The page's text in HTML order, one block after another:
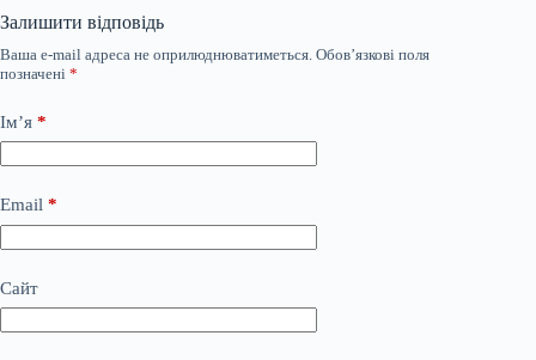
Залишити відповідь
Ваша e-mail адреса не оприлюднюватиметься. Обов’язкові поля
позначені *
Ім’я *
Email *
Сайт